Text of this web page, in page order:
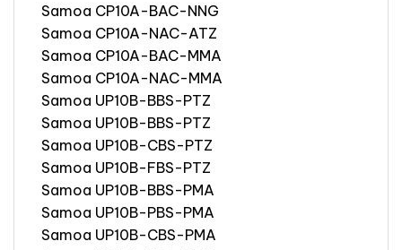
Samoa CP10A-BAC-NNG
Samoa CP10A-NAC-ATZ
Samoa CP10A-BAC-MMA
Samoa CP10A-NAC-MMA
Samoa UP10B-BBS-PTZ
Samoa UP10B-BBS-PTZ
Samoa UP10B-CBS-PTZ
Samoa UP10B-FBS-PTZ
Samoa UP10B-BBS-PMA
Samoa UP10B-PBS-PMA
Samoa UP10B-CBS-PMA